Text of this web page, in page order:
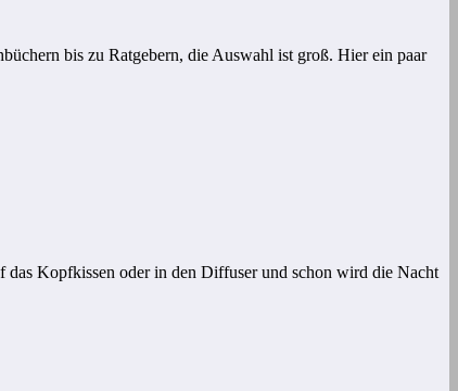
bis zu Ratgebern, die Auswahl ist groß. Hier ein paar
Kopfkissen oder in den Diffuser und schon wird die Nacht